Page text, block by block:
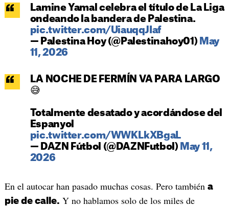
Lamine Yamal celebra el título de La Liga
ondeando la bandera de Palestina.
pic.twitter.com/UiauqqJIaf
— Palestina Hoy (@Palestinahoy01) May
11, 2026
LA NOCHE DE FERMÍN VA PARA LARGO
😅
Totalmente desatado y acordándose del
Espanyol
pic.twitter.com/WWKLkXBgaL
— DAZN Fútbol (@DAZNFutbol) May 11,
2026
En el autocar han pasado muchas cosas. Pero también a
pie de calle. Y no hablamos solo de los miles de